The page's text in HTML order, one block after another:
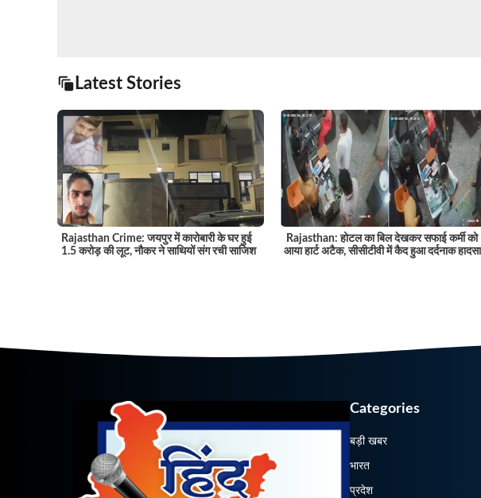
Latest Stories
Rajasthan Crime: जयपुर में कारोबारी के घर हुई
1.5 करोड़ की लूट, नौकर ने साथियों संग रची साजिश
Rajasthan: होटल का बिल देखकर सफाई कर्मी को
आया हार्ट अटैक, सीसीटीवी में कैद हुआ दर्दनाक हादसा
Categories
बड़ी खबर
भारत
प्रदेश